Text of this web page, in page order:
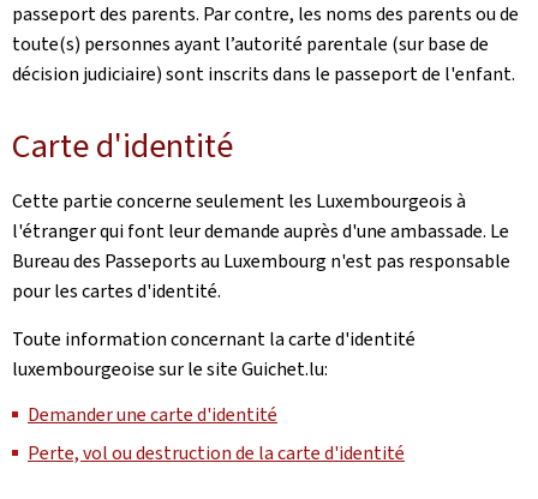
passeport des parents. Par contre, les noms des parents ou de
toute(s) personnes ayant l’autorité parentale (sur base de
décision judiciaire) sont inscrits dans le passeport de l'enfant.
Carte d'identité
Cette partie concerne seulement les Luxembourgeois à
l'étranger qui font leur demande auprès d'une ambassade. Le
Bureau des Passeports au Luxembourg n'est pas responsable
pour les cartes d'identité.
Toute information concernant la carte d'identité
luxembourgeoise sur le site Guichet.lu:
Demander une carte d'identité
Perte, vol ou destruction de la carte d'identité